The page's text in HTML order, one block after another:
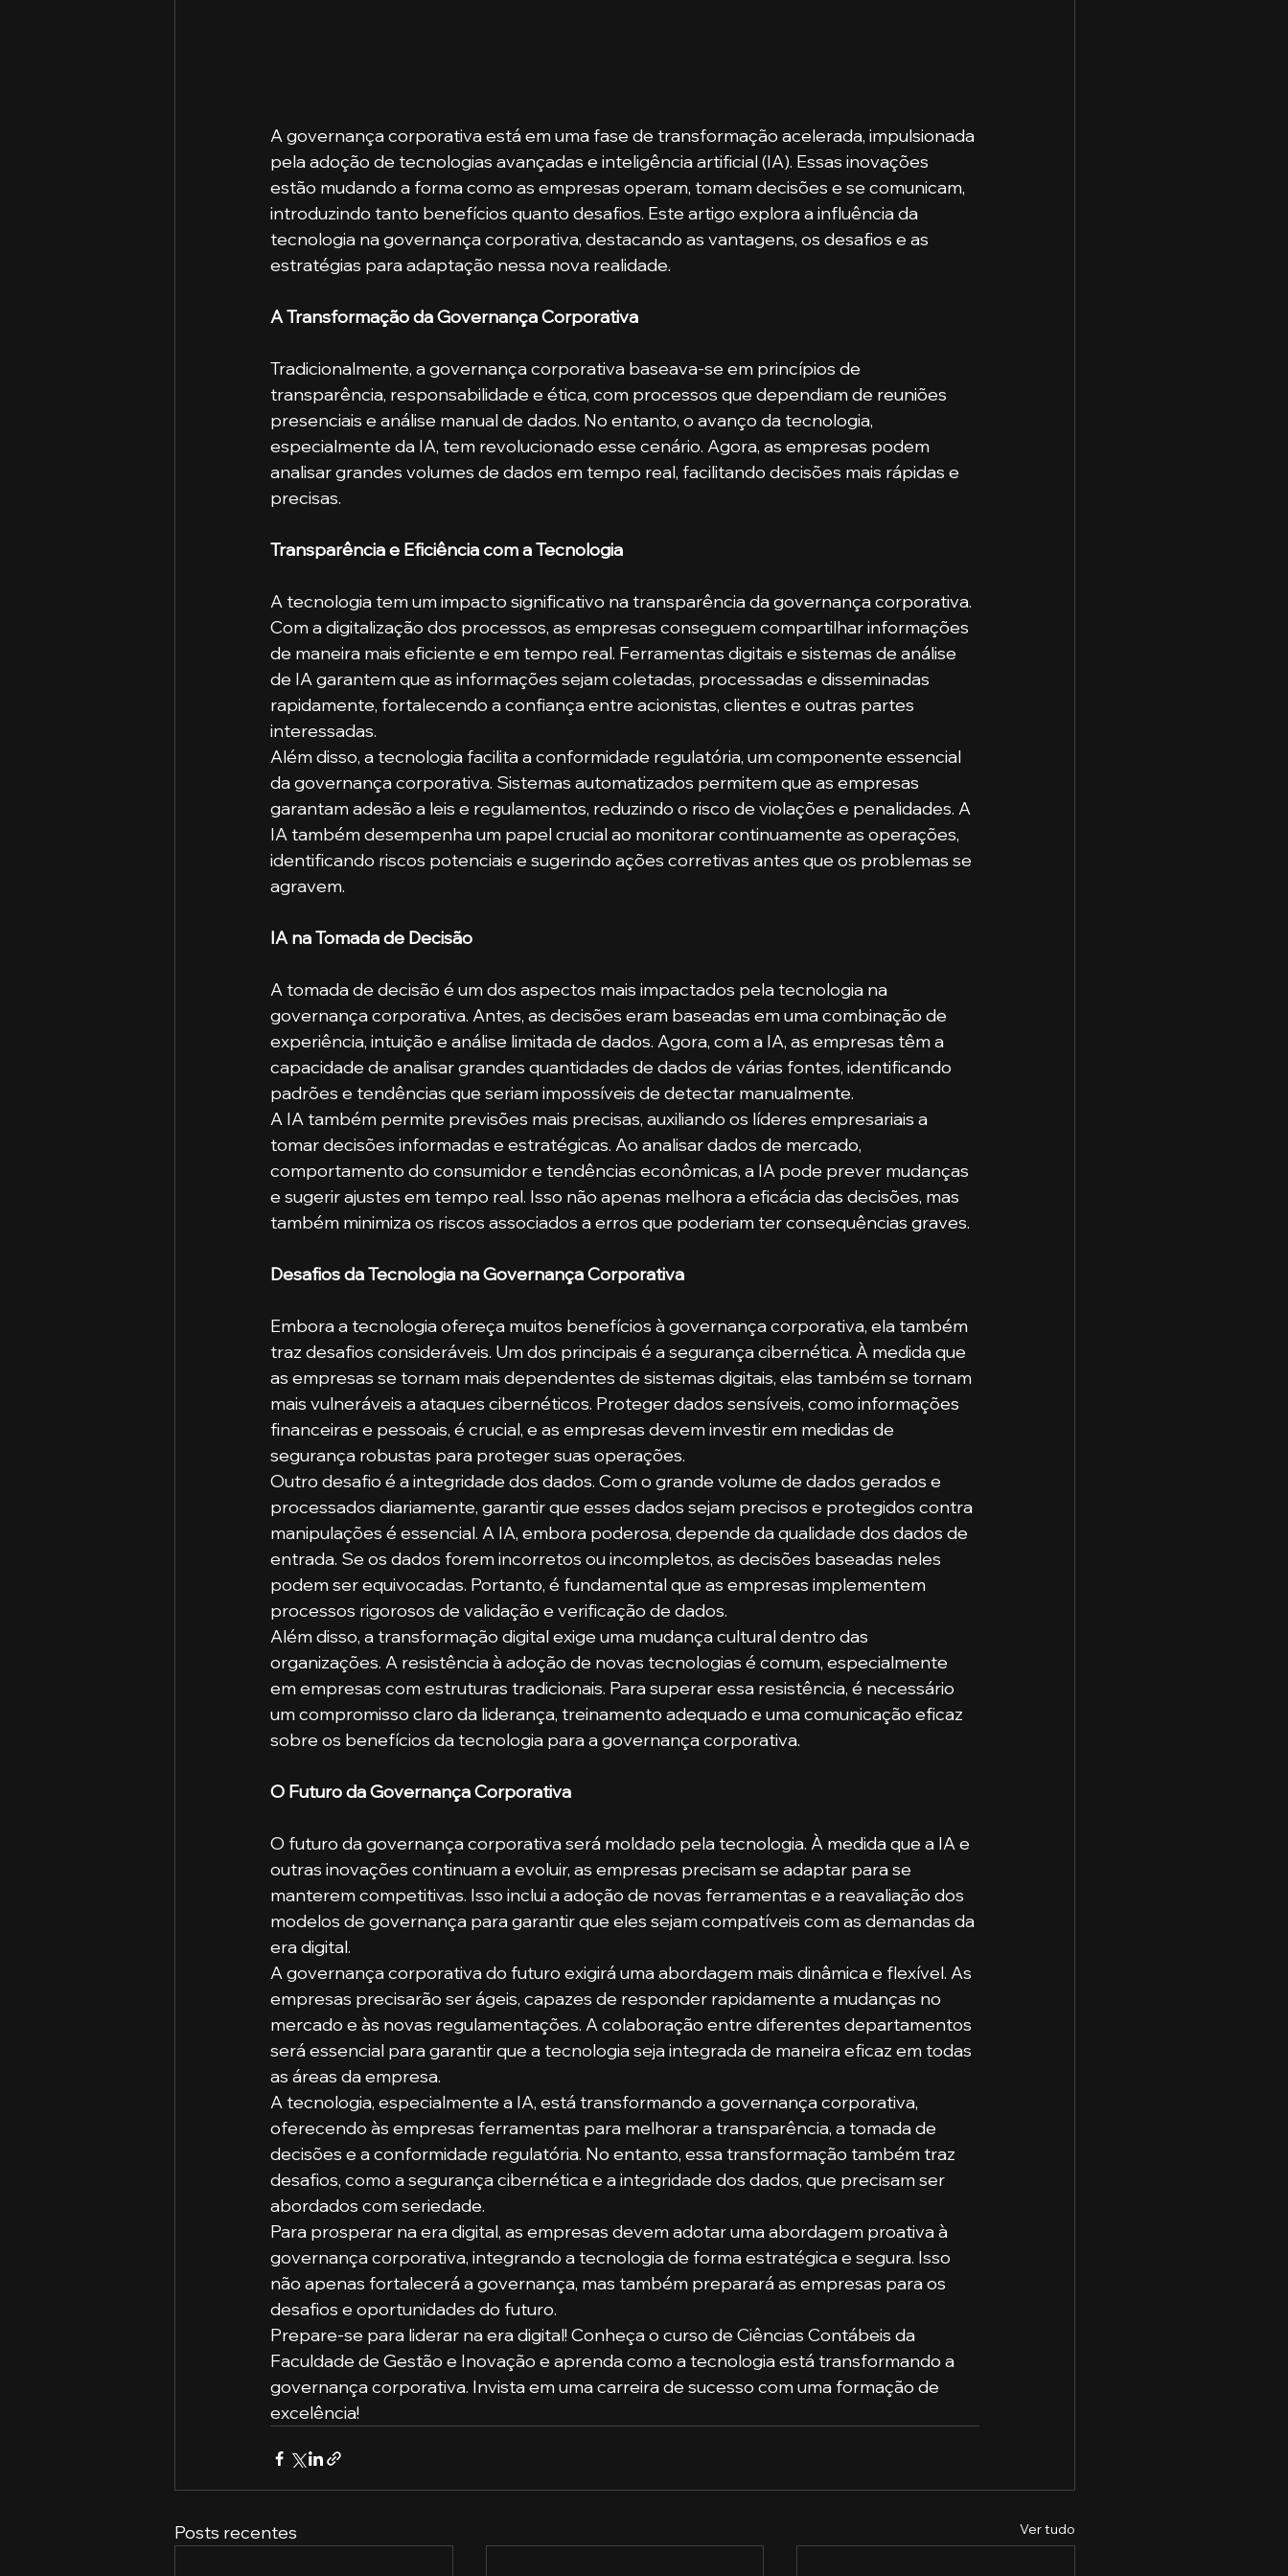
A governança corporativa está em uma fase de transformação acelerada, impulsionada
pela adoção de tecnologias avançadas e inteligência artificial (IA). Essas inovações
estão mudando a forma como as empresas operam, tomam decisões e se comunicam,
introduzindo tanto benefícios quanto desafios. Este artigo explora a influência da
tecnologia na governança corporativa, destacando as vantagens, os desafios e as
estratégias para adaptação nessa nova realidade.
A Transformação da Governança Corporativa
Tradicionalmente, a governança corporativa baseava-se em princípios de
transparência, responsabilidade e ética, com processos que dependiam de reuniões
presenciais e análise manual de dados. No entanto, o avanço da tecnologia,
especialmente da IA, tem revolucionado esse cenário. Agora, as empresas podem
analisar grandes volumes de dados em tempo real, facilitando decisões mais rápidas e
precisas.
Transparência e Eficiência com a Tecnologia
A tecnologia tem um impacto significativo na transparência da governança corporativa.
Com a digitalização dos processos, as empresas conseguem compartilhar informações
de maneira mais eficiente e em tempo real. Ferramentas digitais e sistemas de análise
de IA garantem que as informações sejam coletadas, processadas e disseminadas
rapidamente, fortalecendo a confiança entre acionistas, clientes e outras partes
interessadas.
Além disso, a tecnologia facilita a conformidade regulatória, um componente essencial
da governança corporativa. Sistemas automatizados permitem que as empresas
garantam adesão a leis e regulamentos, reduzindo o risco de violações e penalidades. A
IA também desempenha um papel crucial ao monitorar continuamente as operações,
identificando riscos potenciais e sugerindo ações corretivas antes que os problemas se
agravem.
IA na Tomada de Decisão
A tomada de decisão é um dos aspectos mais impactados pela tecnologia na
governança corporativa. Antes, as decisões eram baseadas em uma combinação de
experiência, intuição e análise limitada de dados. Agora, com a IA, as empresas têm a
capacidade de analisar grandes quantidades de dados de várias fontes, identificando
padrões e tendências que seriam impossíveis de detectar manualmente.
A IA também permite previsões mais precisas, auxiliando os líderes empresariais a
tomar decisões informadas e estratégicas. Ao analisar dados de mercado,
comportamento do consumidor e tendências econômicas, a IA pode prever mudanças
e sugerir ajustes em tempo real. Isso não apenas melhora a eficácia das decisões, mas
também minimiza os riscos associados a erros que poderiam ter consequências graves.
Desafios da Tecnologia na Governança Corporativa
Embora a tecnologia ofereça muitos benefícios à governança corporativa, ela também
traz desafios consideráveis. Um dos principais é a segurança cibernética. À medida que
as empresas se tornam mais dependentes de sistemas digitais, elas também se tornam
mais vulneráveis a ataques cibernéticos. Proteger dados sensíveis, como informações
financeiras e pessoais, é crucial, e as empresas devem investir em medidas de
segurança robustas para proteger suas operações.
Outro desafio é a integridade dos dados. Com o grande volume de dados gerados e
processados diariamente, garantir que esses dados sejam precisos e protegidos contra
manipulações é essencial. A IA, embora poderosa, depende da qualidade dos dados de
entrada. Se os dados forem incorretos ou incompletos, as decisões baseadas neles
podem ser equivocadas. Portanto, é fundamental que as empresas implementem
processos rigorosos de validação e verificação de dados.
Além disso, a transformação digital exige uma mudança cultural dentro das
organizações. A resistência à adoção de novas tecnologias é comum, especialmente
em empresas com estruturas tradicionais. Para superar essa resistência, é necessário
um compromisso claro da liderança, treinamento adequado e uma comunicação eficaz
sobre os benefícios da tecnologia para a governança corporativa.
O Futuro da Governança Corporativa
O futuro da governança corporativa será moldado pela tecnologia. À medida que a IA e
outras inovações continuam a evoluir, as empresas precisam se adaptar para se
manterem competitivas. Isso inclui a adoção de novas ferramentas e a reavaliação dos
modelos de governança para garantir que eles sejam compatíveis com as demandas da
era digital.
A governança corporativa do futuro exigirá uma abordagem mais dinâmica e flexível. As
empresas precisarão ser ágeis, capazes de responder rapidamente a mudanças no
mercado e às novas regulamentações. A colaboração entre diferentes departamentos
será essencial para garantir que a tecnologia seja integrada de maneira eficaz em todas
as áreas da empresa.
A tecnologia, especialmente a IA, está transformando a governança corporativa,
oferecendo às empresas ferramentas para melhorar a transparência, a tomada de
decisões e a conformidade regulatória. No entanto, essa transformação também traz
desafios, como a segurança cibernética e a integridade dos dados, que precisam ser
abordados com seriedade.
Para prosperar na era digital, as empresas devem adotar uma abordagem proativa à
governança corporativa, integrando a tecnologia de forma estratégica e segura. Isso
não apenas fortalecerá a governança, mas também preparará as empresas para os
desafios e oportunidades do futuro.
Prepare-se para liderar na era digital! Conheça o curso de Ciências Contábeis da
Faculdade de Gestão e Inovação e aprenda como a tecnologia está transformando a
governança corporativa. Invista em uma carreira de sucesso com uma formação de
excelência!
Posts recentes Ver tudo